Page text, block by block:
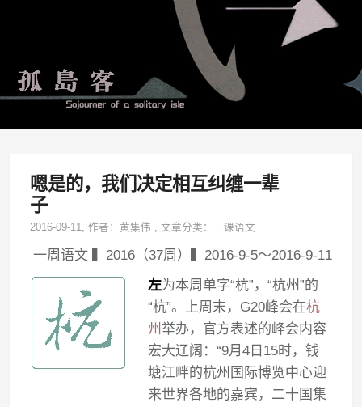
嗯是的，我们决定相互纠缠一辈
子
2016-09-11, 作者：黄集伟 ,文章分类：一课语文
一周语文 ▍2016（37周）▍2016-9-5～2016-9-11
左为本周单字“杭”，“杭州”的
“杭”。上周末，G20峰会在杭
州 举办，官方表述的峰会内容
宏大辽阔：“9月4日15时，钱
塘江畔的杭州国际博览中心迎
来世界各地的嘉宾，二十国集